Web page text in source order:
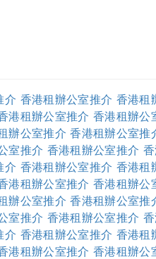
介 香港租辦公室推介 香港租
港租辦公室推介 香港租辦公
辦公室推介 香港租辦公室推
室推介 香港租辦公室推介
介 香港租辦公室推介 香港租
港租辦公室推介 香港租辦公
辦公室推介 香港租辦公室推
室推介 香港租辦公室推介
介 香港租辦公室推介 香港租
港租辦公室推介 香港租辦公